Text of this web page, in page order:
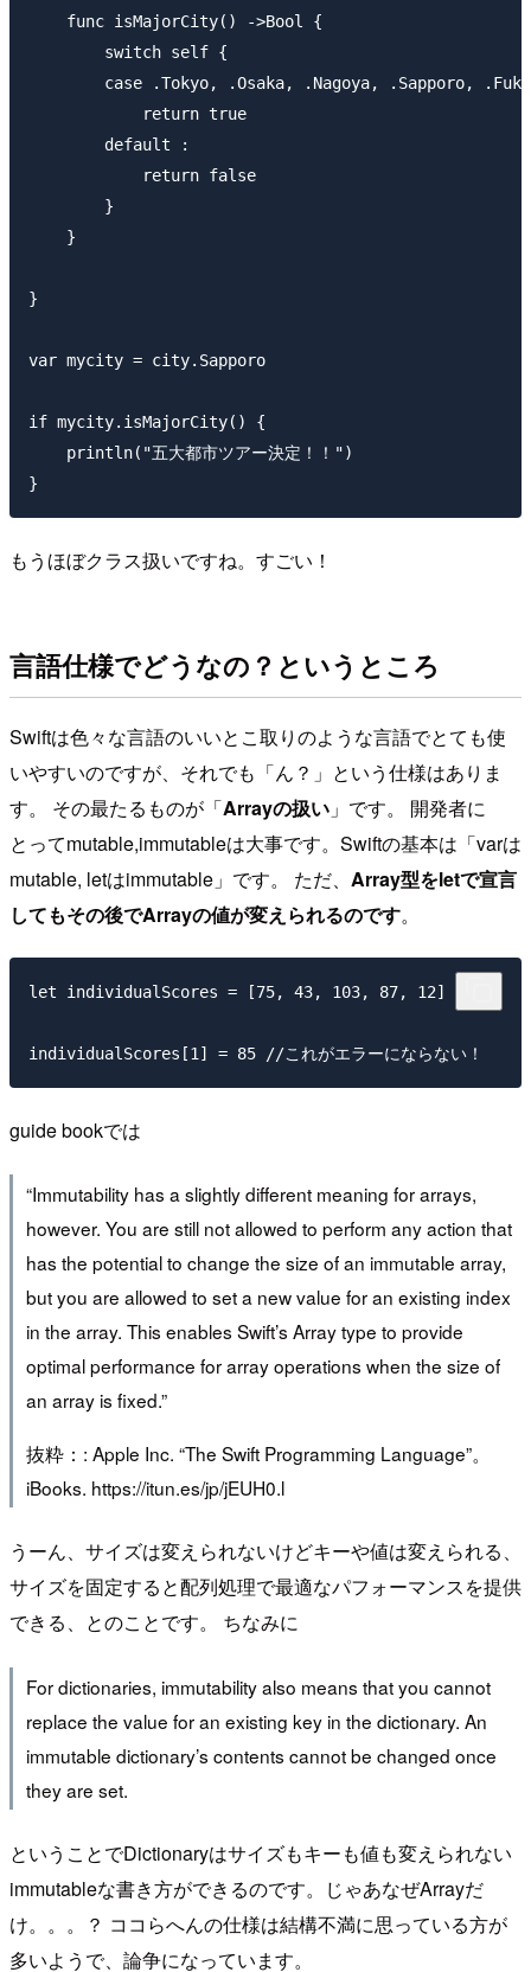
    func isMajorCity() ->Bool {
        switch self {
case .Tokyo, .Osaka, .Nagoya, .Sapporo,
            return true
        default :
            return false
        }
    }
}
var mycity = city.Sapporo
if mycity.isMajorCity() {
    println("五大都市ツアー決定！！")
もうほぼクラス扱いですね。すごい！
言語仕様でどうなの？というところ
Swiftは色々な言語のいいとこ取りのような言語でとても使
いやすいのですが、それでも「ん？」という仕様はありま
す。 その最たるものが「Arrayの扱い 」です。 開発者に
とってmutable,immutableは大事です。Swiftの基本は「varは
mutable, letはimmutable」です。 ただ、 Array型をletで宣言
してもその後でArrayの値が変えられるのです。
let individualScores = [75, 43, 103, 87, 12]
guide bookでは
“Immutability has a slightly different meaning for arrays,
however. You are still not allowed to perform any action that
has the potential to change the size of an immutable array,
but you are allowed to set a new value for an existing index
in the array. This enables Swift’s Array type to provide
optimal performance for array operations when the size of
an array is fixed.”
抜粋：: Apple Inc. “The Swift Programming Language”。
iBooks. https://itun.es/jp/jEUH0.l
うーん、サイズは変えられないけどキーや値は変えられる、
サイズを固定すると配列処理で最適なパフォーマンスを提供
できる、とのことです。 ちなみに
For dictionaries, immutability also means that you cannot
replace the value for an existing key in the dictionary. An
immutable dictionary’s contents cannot be changed once
they are set.
ということでDictionaryはサイズもキーも値も変えられない
immutableな書き方ができるのです。じゃあなぜArrayだ
け。。。？ ココらへんの仕様は結構不満に思っている方が
多いようで、論争になっています。